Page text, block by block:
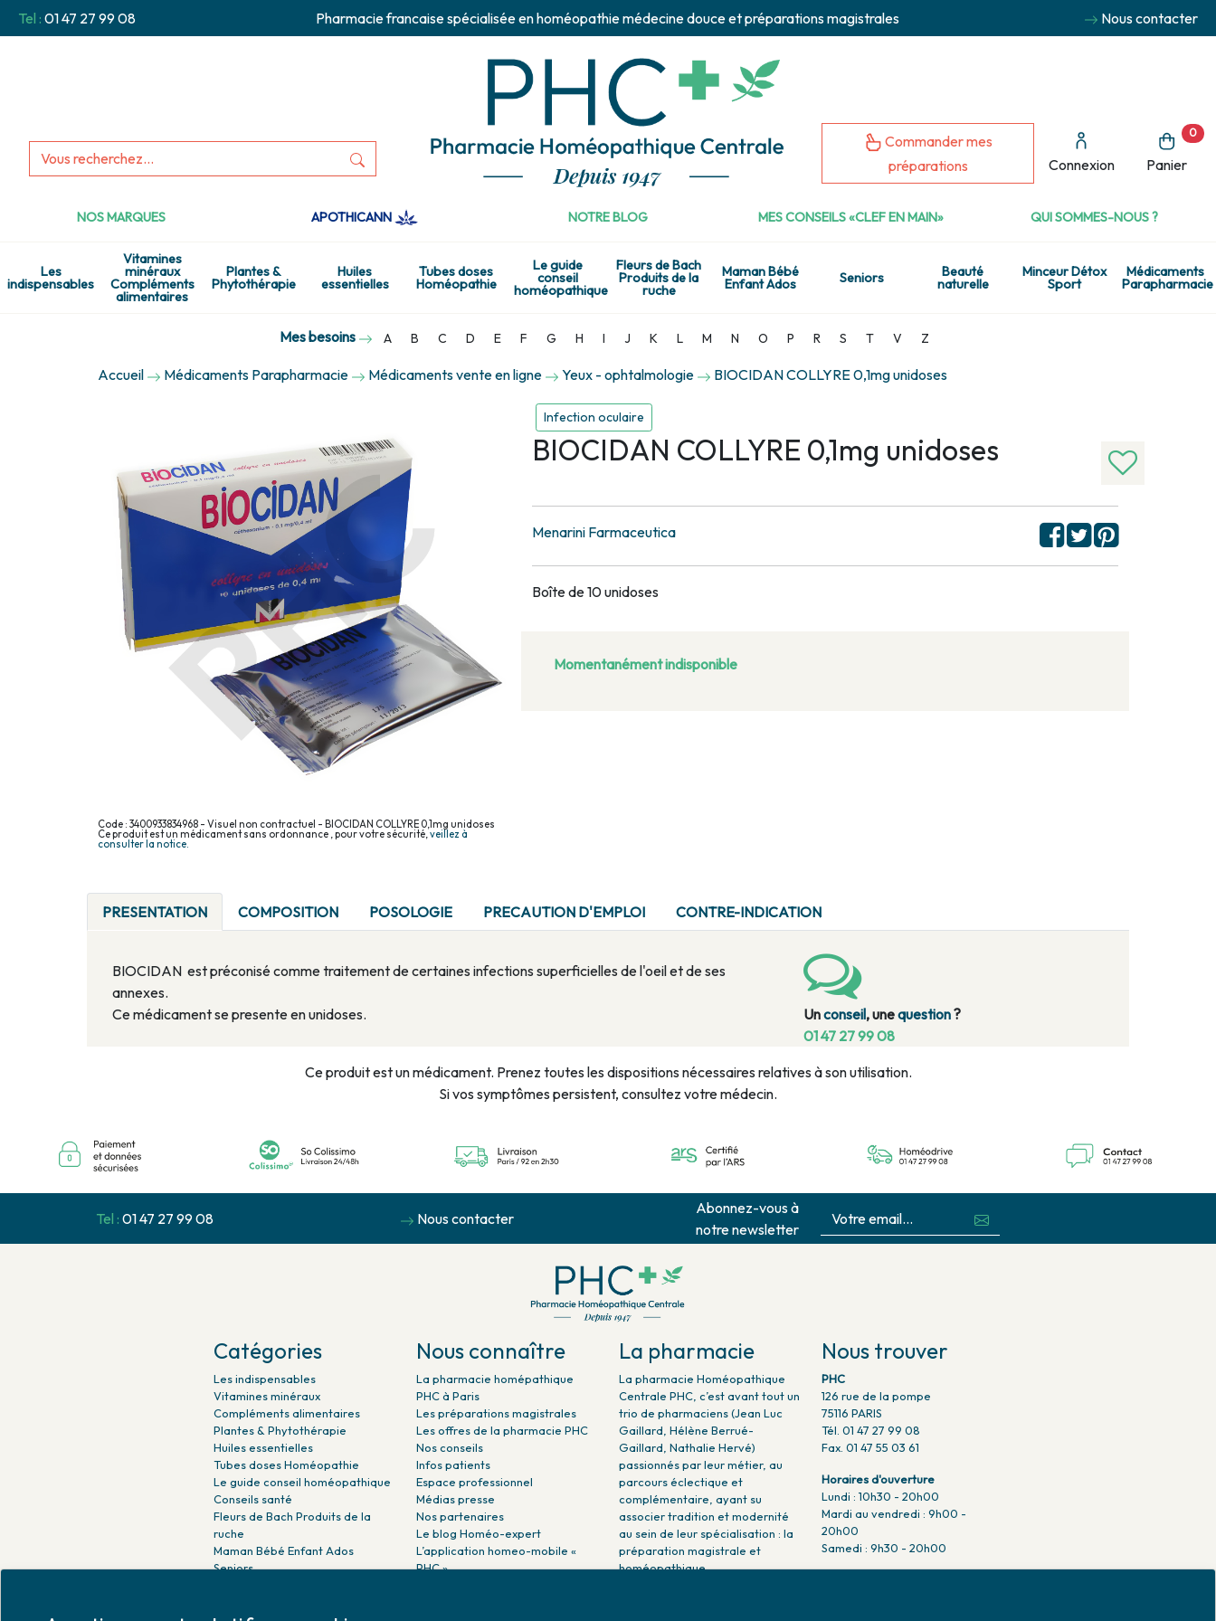
Tel : 01 47 27 99 08 Pharmacie francaise spécialisée en homéopathie médecine douce et préparations magistrales Nous contacter
Commander mes
préparations
Connexion Panier
0
NOS MARQUES APOTHICANN NOTRE BLOG MES CONSEILS «CLEF EN MAIN» QUI SOMMES-NOUS ?
Les
indispensables
Vitamines
minéraux
Compléments
alimentaires
Plantes &
Phytothérapie
Huiles
essentielles
Tubes doses
Homéopathie
Le guide
conseil
homéopathique
Fleurs de Bach
Produits de la
ruche
Maman Bébé
Enfant Ados Seniors Beauté
naturelle
Minceur Détox
Sport
Médicaments
Parapharmacie
Mes besoins A B C D E F G H I J K L M N O P R S T V Z
Accueil Médicaments Parapharmacie Médicaments vente en ligne Yeux - ophtalmologie BIOCIDAN COLLYRE 0,1mg unidoses
Code : 3400933834968 - Visuel non contractuel - BIOCIDAN COLLYRE 0,1mg unidoses
Ce produit est un médicament sans ordonnance , pour votre sécurité,veillez à
consulter la notice.
Infection oculaire
BIOCIDAN COLLYRE 0,1mg unidoses
Menarini Farmaceutica
Boîte de 10 unidoses
Momentanément indisponible
PRESENTATION COMPOSITION POSOLOGIE PRECAUTION D'EMPLOI CONTRE-INDICATION
BIOCIDAN est préconisé comme traitement de certaines infections superficielles de l'oeil et de ses
annexes.
Ce médicament se presente en unidoses.
Unconseil, unequestion?
01 47 27 99 08
Ce produit est un médicament. Prenez toutes les dispositions nécessaires relatives à son utilisation.
Si vos symptômes persistent, consultez votre médecin.
Tel : 01 47 27 99 08 Nous contacter
Abonnez-vous à
notre newsletter
Catégories
Les indispensables
Vitamines minéraux
Compléments alimentaires
Plantes & Phytothérapie
Huiles essentielles
Tubes doses Homéopathie
Le guide conseil homéopathique
Conseils santé
Fleurs de Bach Produits de la
ruche
Maman Bébé Enfant Ados
Seniors
Nous connaître
La pharmacie homépathique
PHC à Paris
Les préparations magistrales
Les offres de la pharmacie PHC
Nos conseils
Infos patients
Espace professionnel
Médias presse
Nos partenaires
Le blog Homéo-expert
L’application homeo-mobile «
PHC »
La pharmacie
La pharmacie Homéopathique
Centrale PHC, c’est avant tout un
trio de pharmaciens (Jean Luc
Gaillard, Hélène Berrué-
Gaillard, Nathalie Hervé)
passionnés par leur métier, au
parcours éclectique et
complémentaire, ayant su
associer tradition et modernité
au sein de leur spécialisation : la
préparation magistrale et
homéopathique.
Nous trouver
PHC
126 rue de la pompe
75116 PARIS
Tél. 01 47 27 99 08
Fax. 01 47 55 03 61
Horaires d'ouverture
Lundi : 10h30 - 20h00
Mardi au vendredi : 9h00 -
20h00
Samedi : 9h30 - 20h00